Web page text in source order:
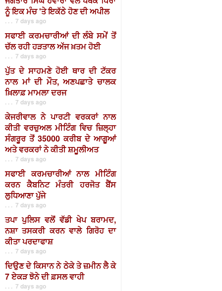
ਨੂੰ ਇਕ ਮੰਚ 'ਤੇ ਇਕੱਠੇ ਹੋਣ ਦੀ ਅਪੀਲ
. . . 7 days ago
ਸਫਾਈ ਕਰਮਚਾਰੀਆਂ ਦੀ ਲੰਬੇ ਸਮੇਂ ਤੋਂ
ਚੱਲ ਰਹੀ ਹੜਤਾਲ ਅੱਜ ਖ਼ਤਮ ਹੋਈ
. . . 7 days ago
ਪੁੱਤ ਦੇ ਸਾਹਮਣੇ ਹੋਈ ਥਾਰ ਦੀ ਟੱਕਰ
ਨਾਲ ਮਾਂ ਦੀ ਮੌਤ, ਅਣਪਛਾਤੇ ਚਾਲਕ
ਖ਼ਿਲਾਫ਼ ਮਾਮਲਾ ਦਰਜ
. . . 7 days ago
ਕੇਜਰੀਵਾਲ ਨੇ ਪਾਰਟੀ ਵਰਕਰਾਂ ਨਾਲ
ਕੀਤੀ ਵਰਚੁਅਲ ਮੀਟਿੰਗ ਵਿਚ ਜ਼ਿਲ੍ਹਾ
ਸੰਗਰੂਰ ਤੋਂ 35000 ਕਰੀਬ ਦੇ ਆਗੂਆਂ
ਅਤੇ ਵਰਕਰਾਂ ਨੇ ਕੀਤੀ ਸ਼ਮੂਲੀਅਤ
. . . 7 days ago
ਸਫਾਈ ਕਰਮਚਾਰੀਆਂ ਨਾਲ ਮੀਟਿੰਗ
ਕਰਨ ਕੈਬਨਿਟ ਮੰਤਰੀ ਹਰਜੋਤ ਬੈਂਸ
ਲੁਧਿਆਣਾ ਪੁੱਜੇ
. . . 7 days ago
ਤਪਾ ਪੁਲਿਸ ਵਲੋਂ ਵੱਡੀ ਖੇਪ ਬਰਾਮਦ,
ਨਸ਼ਾ ਤਸਕਰੀ ਕਰਨ ਵਾਲੇ ਗਿਰੋਹ ਦਾ
ਕੀਤਾ ਪਰਦਾਫਾਸ਼
. . . 7 days ago
ਦਿਉਣ ਦੇ ਕਿਸਾਨ ਨੇ ਠੇਕੇ ਤੇ ਜ਼ਮੀਨ ਲੈ ਕੇ
7 ਏਕੜ ਝੋਨੇ ਦੀ ਫ਼ਸਲ ਵਾਹੀ
. . . 7 days ago